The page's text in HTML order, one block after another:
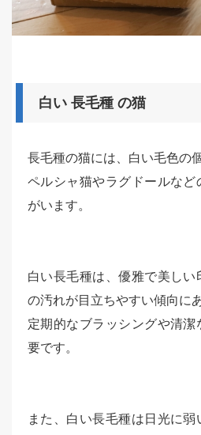
白い 長毛種 の猫
長毛種の猫には、白い毛色の
ペルシャ猫やラグドールな
がいます。
白い長毛種は、優雅で美し
の汚れが目立ちやすい傾向に
定期的なブラッシングや清
要です。
また、白い長毛種は日光に弱